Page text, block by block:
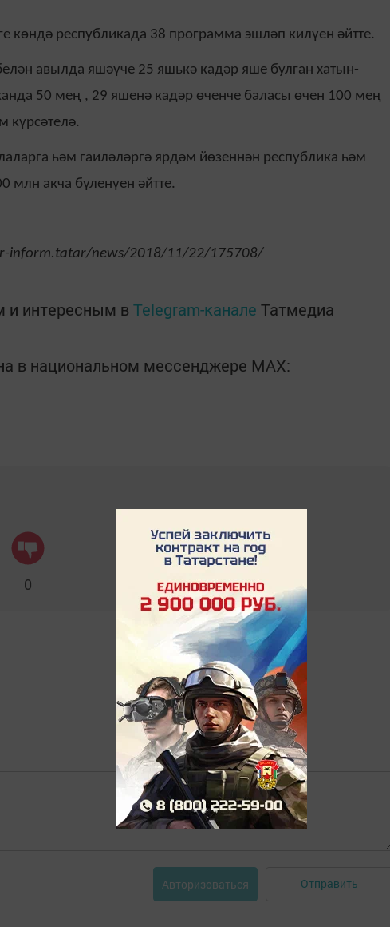
көндә республикада 38 программа эшләп килүен әйтте.
авылда яшәүче 25 яшькә кадәр яше булган хатын-
50 мең , 29 яшенә кадәр өченче баласы өчен 100 мең
күрсәтелә.
һәм гаиләләргә ярдәм йөзеннән республика һәм
млн акча бүленүен әйтте.
inform.tatar/news/2018/11/22/175708/
интересным в Telegram-канале Татмедиа
в национальном мессенджере MАХ:
0
Авторизоваться Отправить